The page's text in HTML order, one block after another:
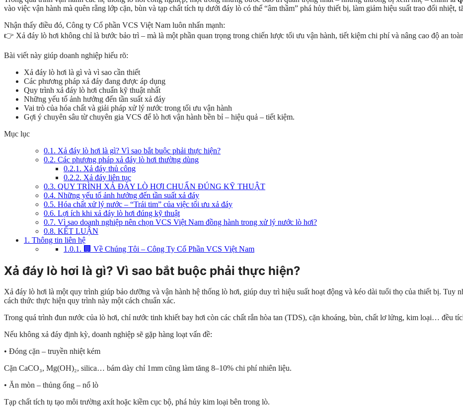
vào việc vận hành mà quên rằng lớp cặn, bùn và tạp chất tích tụ dưới đáy lò có thể “âm thầm” phá hủy thiết bị, làm giảm hiệu suất trao đổi nhiệt,
Nhận thấy điều đó, Công ty Cổ phần VCS Việt Nam luôn nhấn mạnh:
👉 Xả đáy lò hơi không chỉ là bước bảo trì – mà là một phần quan trọng trong chiến lược tối ưu vận hành, tiết kiệm chi phí và nâng cao độ an
Bài viết này giúp doanh nghiệp hiểu rõ:
Xả đáy lò hơi là gì và vì sao cần thiết
Các phương pháp xả đáy đang được áp dụng
Quy trình xả đáy lò hơi chuẩn kỹ thuật nhất
Những yếu tố ảnh hưởng đến tần suất xả đáy
Vai trò của hóa chất và giải pháp xử lý nước trong tối ưu vận hành
Gợi ý chuyên sâu từ chuyên gia VCS để lò hơi vận hành bền bỉ – hiệu quả – tiết kiệm.
Mục lục
0.1. Xả đáy lò hơi là gì? Vì sao bắt buộc phải thực hiện?
0.2. Các phương pháp xả đáy lò hơi thường dùng
0.2.1. Xả đáy thủ công
0.2.2. Xả đáy liên tục
0.3. QUY TRÌNH XẢ ĐÁY LÒ HƠI CHUẨN ĐÚNG KỸ THUẬT
0.4. Những yếu tố ảnh hưởng đến tần suất xả đáy
0.5. Hóa chất xử lý nước – “Trái tim” của việc tối ưu xả đáy
0.6. Lợi ích khi xả đáy lò hơi đúng kỹ thuật
0.7. Vì sao doanh nghiệp nên chọn VCS Việt Nam đồng hành trong xử lý nước lò hơi?
0.8. KẾT LUẬN
1. Thông tin liên hệ
1.0.1. 🏢 Về Chúng Tôi – Công Ty Cổ Phần VCS Việt Nam
Xả đáy lò hơi là gì? Vì sao bắt buộc phải thực hiện?
Xả đáy lò hơi là một quy trình giúp bảo dưỡng và vận hành hệ thống lò hơi, giúp duy trì hiệu suất hoạt động và kéo dài tuổi thọ của thiết bị. Tuy
cách thức thực hiện quy trình này một cách chuẩn xác.
Trong quá trình đun nước của lò hơi, chỉ nước tinh khiết bay hơi còn các chất rắn hòa tan (TDS), cặn khoáng, bùn, chất lơ lửng, kim loại… đều
Nếu không xả đáy định kỳ, doanh nghiệp sẽ gặp hàng loạt vấn đề:
• Đóng cặn – truyền nhiệt kém
Cặn CaCO₃, Mg(OH)₂, silica… bám dày chỉ 1mm cũng làm tăng 8–10% chi phí nhiên liệu.
• Ăn mòn – thủng ống – nổ lò
Tạp chất tích tụ tạo môi trường axít hoặc kiềm cục bộ, phá hủy kim loại bên trong lò.